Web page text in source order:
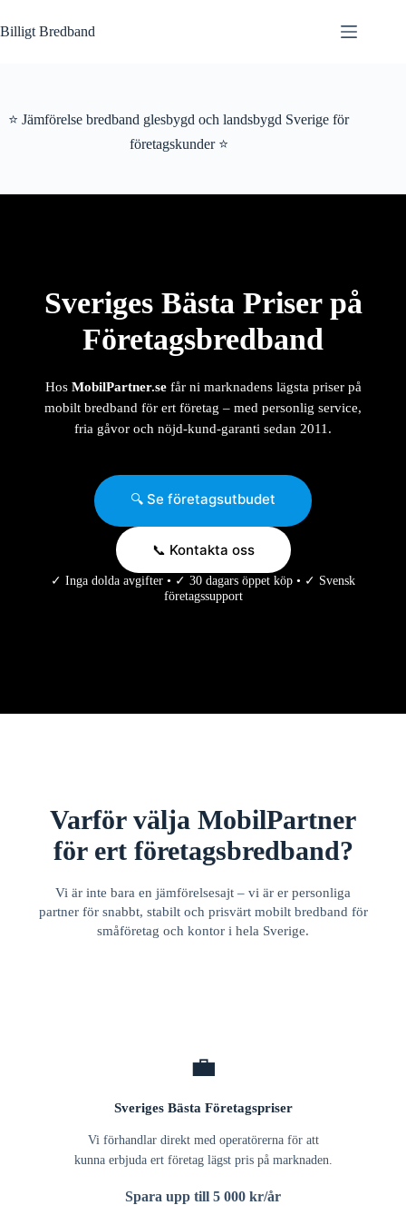
till
innehåll
Billigt Bredband
⭐ Jämförelse bredband glesbygd och landsbygd Sverige för
företagskunder ⭐
Sveriges Bästa Priser på
Företagsbredband
Hos MobilPartner.sefår ni marknadens lägsta priser på
mobilt bredband för ert företag – med personlig service,
fria gåvor och nöjd-kund-garanti sedan 2011.
🔍 Se företagsutbudet
📞 Kontakta oss
✓ Inga dolda avgifter • ✓ 30 dagars öppet köp • ✓ Svensk
företagssupport
Varför välja MobilPartner
för ert företagsbredband?
Vi är inte bara en jämförelsesajt – vi är er personliga
partner för snabbt, stabilt och prisvärt mobilt bredband för
småföretag och kontor i hela Sverige.
💼
Sveriges Bästa Företagspriser
Vi förhandlar direkt med operatörerna för att
kunna erbjuda ert företag lägst pris på marknaden.
Spara upp till 5 000 kr/år